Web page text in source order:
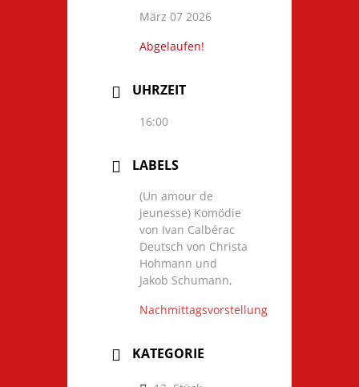
März 07 2026
Abgelaufen!
UHRZEIT
16:00
LABELS
(Un amour de
jeunesse) Komödie
von Ivan Calbérac
Deutsch von Christa
Hohmann und
Jakob Schumann,
Nachmittagsvorstellung
KATEGORIE